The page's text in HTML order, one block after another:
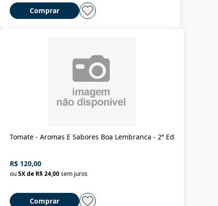
Comprar
Tomate - Aromas E Sabores Boa Lembranca - 2ª Ed
R$ 120,00
ou5X de R$ 24,00sem juros
Comprar